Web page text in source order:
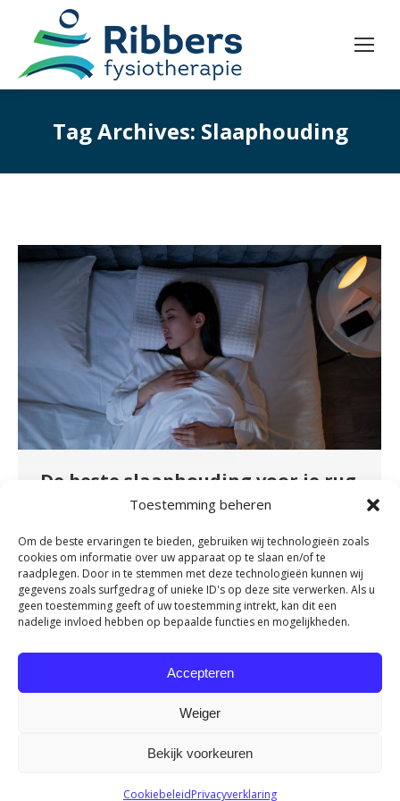
Toestemming beheren
Om de beste ervaringen te bieden, gebruiken wij technologieën zoals
cookies om informatie over uw apparaat op te slaan en/of te
raadplegen. Door in te stemmen met deze technologieën kunnen wij
gegevens zoals surfgedrag of unieke ID's op deze site verwerken. Als u
geen toestemming geeft of uw toestemming intrekt, kan dit een
nadelige invloed hebben op bepaalde functies en mogelijkheden.
Accepteren
Weiger
Bekijk voorkeuren
CookiebeleidPrivacyverklaring
Tag Archives: Slaaphouding
De beste slaaphouding voor je rug
Nieuws Byadmin november 16, 2023
Nu veel mensen zo veel mogelijk vanuit huis
werken, wordt er veel aandacht besteed aan de
juiste werkhouding. Maar sta jij er wel eens bij
stil dat je gemiddeld ongeveer net zo lang
achter je bureau zit als dat je in je bed ligt? Tijd
om eens stil te staan bij je slaaphouding. Want
een…